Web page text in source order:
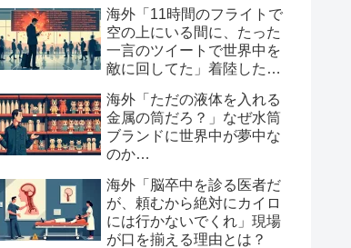
海外「11時間のフライトで
空の上にいる間に、たった
一言のツイートで世界中を
敵に回してた」着陸したら
海外「ただの液体を入れる
金属の筒だろ？」なぜ水筒
ブランドに世界中が夢中な
のか…
海外「脳卒中を診る医者だ
が、頼むから絶対にカイロ
には行かないでくれ」現場
が口を揃える理由とは？